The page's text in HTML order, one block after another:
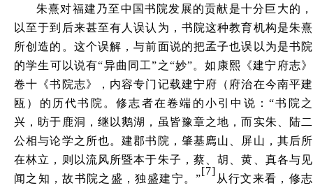
朱熹对福建乃至中国书院发展的贡献是十分巨大的，
以至于到后来甚至有人误认为，书院这种教育机构是朱熹
所创造的。这个误解，与前面说的把孟子也误以为是书院
的学生可以说有“异曲同工”之“妙”。如康熙《建宁府志》
卷十《书院志》，内容专门记载建宁府（府治在今南平建
瓯）的历代书院。修志者在卷端的小引中说：“书院之
兴，昉于鹿洞，继以鹅湖，虽皆豫章之地，而实朱、陆二
公相与论学之所也。建郡书院，肇基廌山、屏山，其后所
在林立，则以流风所暨本于朱子，蔡、胡、黄、真各与见
闻之知，故书院之盛，独盛建宁。”
[7]
从行文来看，修志